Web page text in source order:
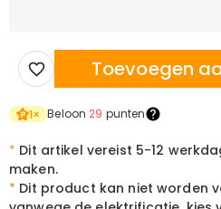
Toevoegen
1× Beloon 29 punten
* Dit artikel vereist 5-12
maken.
* Dit product kan niet worden